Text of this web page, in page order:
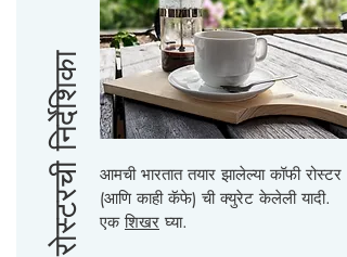
रोस्टरची निर्देशिका
आमची भारतात तयार झालेल्या कॉफी रोस्टर
(आणि काही कॅफे) ची क्युरेट केलेली यादी.
एकशिखर घ्या.